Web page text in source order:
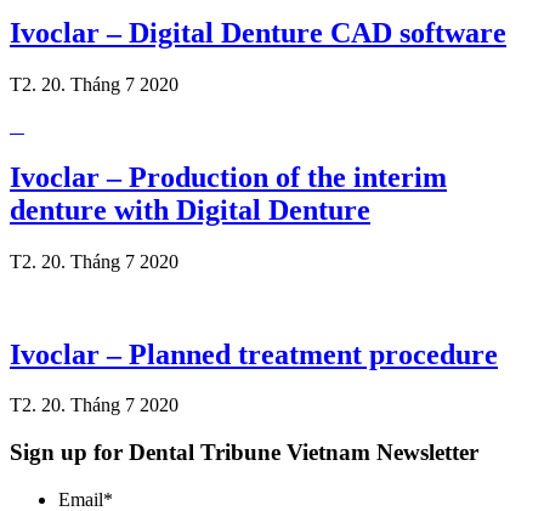
Ivoclar – Digital Denture CAD software
T2. 20. Tháng 7 2020
Ivoclar – Production of the interim
denture with Digital Denture
T2. 20. Tháng 7 2020
Ivoclar – Planned treatment procedure
T2. 20. Tháng 7 2020
Sign up for Dental Tribune Vietnam Newsletter
Email*